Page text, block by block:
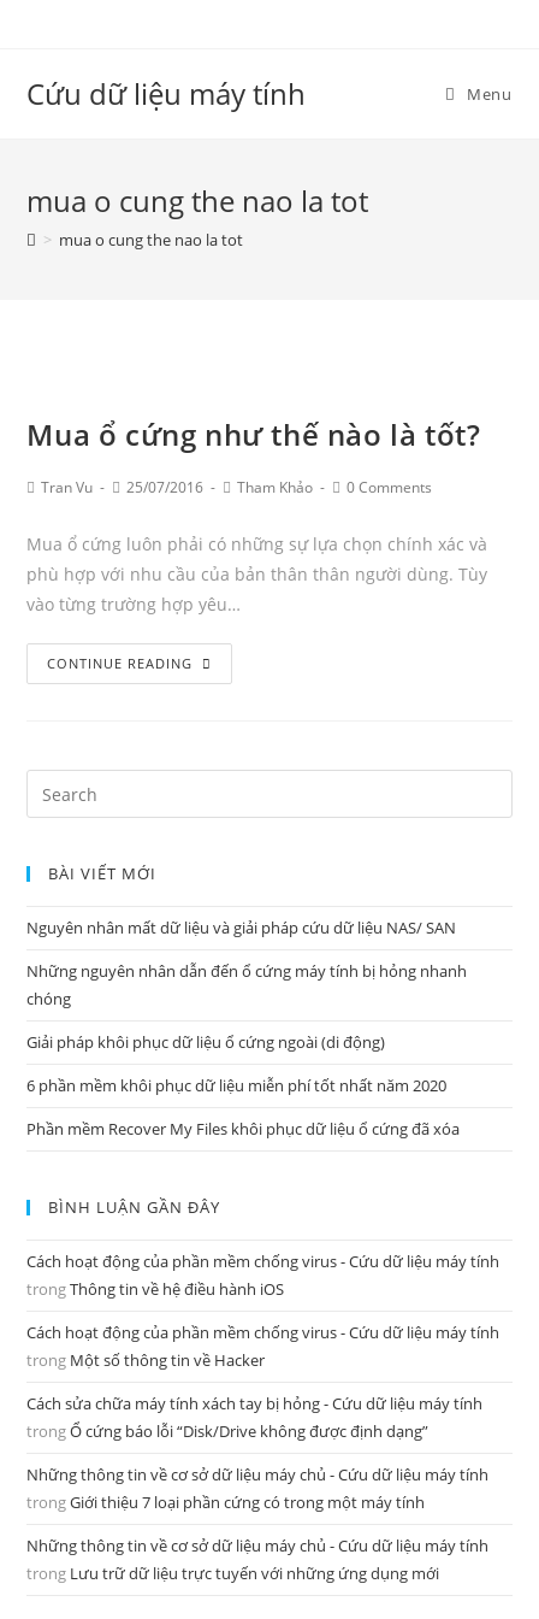
Cứu dữ liệu máy tính Menu
mua o cung the nao la tot
> mua o cung the nao la tot
Mua ổ cứng như thế nào là tốt?
PostTran Vu
Post25/07/2016
PostTham Khảo
Post0 Comments
Mua ổ cứng luôn phải có những sự lựa chọn chính xác và
phù hợp với nhu cầu của bản thân thân người dùng. Tùy
vào từng trường hợp yêu…
CONTINUE READING
ổ
thế
BÀI VIẾT MỚI
Nguyên nhân mất dữ liệu và giải pháp cứu dữ liệu NAS/ SAN
Những nguyên nhân dẫn đến ổ cứng máy tính bị hỏng nhanh
chóng
Giải pháp khôi phục dữ liệu ổ cứng ngoài (di động)
6 phần mềm khôi phục dữ liệu miễn phí tốt nhất năm 2020
Phần mềm Recover My Files khôi phục dữ liệu ổ cứng đã xóa
BÌNH LUẬN GẦN ĐÂY
Cách hoạt động của phần mềm chống virus - Cứu dữ liệu máy tính
trongThông tin về hệ điều hành iOS
Cách hoạt động của phần mềm chống virus - Cứu dữ liệu máy tính
trong Một số thông tin về Hacker
Cách sửa chữa máy tính xách tay bị hỏng - Cứu dữ liệu máy tính
trongỔ cứng báo lỗi “Disk/Drive không được định dạng”
Những thông tin về cơ sở dữ liệu máy chủ - Cứu dữ liệu máy tính
trongGiới thiệu 7 loại phần cứng có trong một máy tính
Những thông tin về cơ sở dữ liệu máy chủ - Cứu dữ liệu máy tính
trong Lưu trữ dữ liệu trực tuyến với những ứng dụng mới